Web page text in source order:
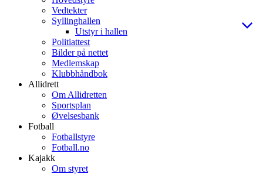
Vedtekter
Syllinghallen
Utstyr i hallen
Politiattest
Bilder på nettet
Medlemskap
Klubbhåndbok
Allidrett
Om Allidretten
Sportsplan
Øvelsesbank
Fotball
Fotballstyre
Fotball.no
Kajakk
Om styret